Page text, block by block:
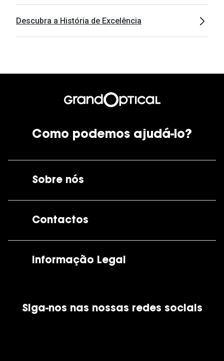
Descubra a História de Excelência
Como podemos ajudá-lo?
Sobre nós
Contactos
Informação Legal
Política de Cookies
Siga-nos nas nossas redes sociais